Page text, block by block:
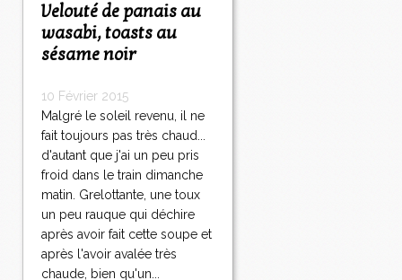
Velouté de panais au
wasabi, toasts au
sésame noir
10 Février 2015
Malgré le soleil revenu, il ne
fait toujours pas très chaud...
d'autant que j'ai un peu pris
froid dans le train dimanche
matin. Grelottante, une toux
un peu rauque qui déchire
après avoir fait cette soupe et
après l'avoir avalée très
chaude, bien qu'un...